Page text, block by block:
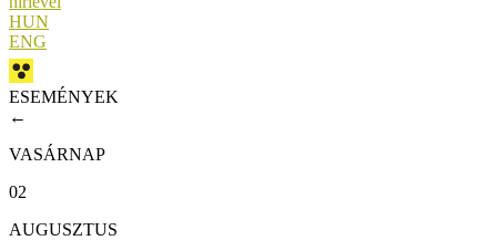
HUN
ENG
ESEMÉNYEK
←
VASÁRNAP
02
AUGUSZTUS